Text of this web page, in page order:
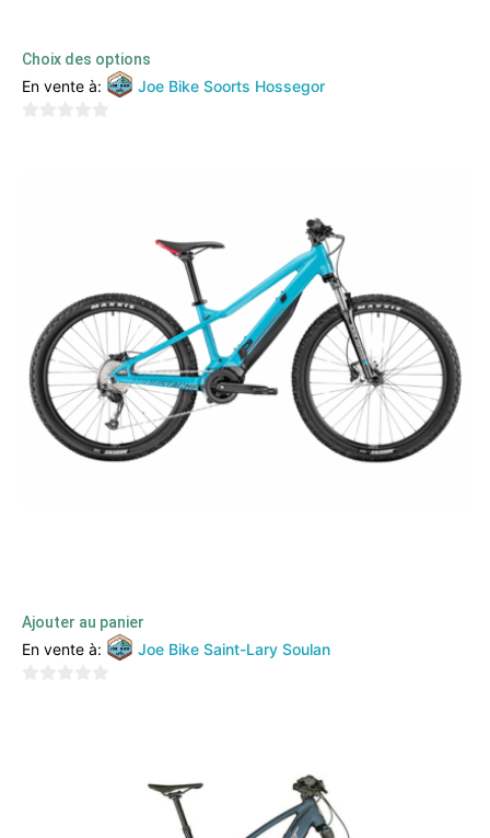
Choix des options
En vente à: Joe Bike Soorts Hossegor
Ajouter au panier
En vente à: Joe Bike Saint-Lary Soulan